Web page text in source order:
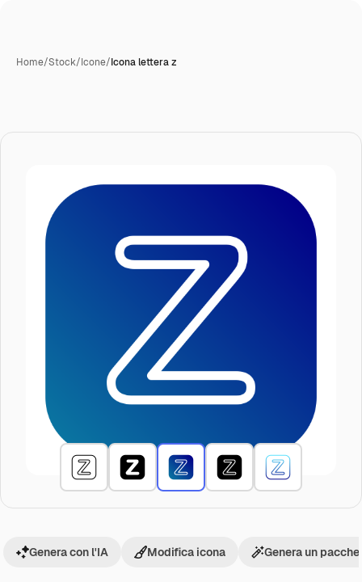
Home/Stock/Icone/Icona lettera z
Genera con l'IA Modifica icona Genera un